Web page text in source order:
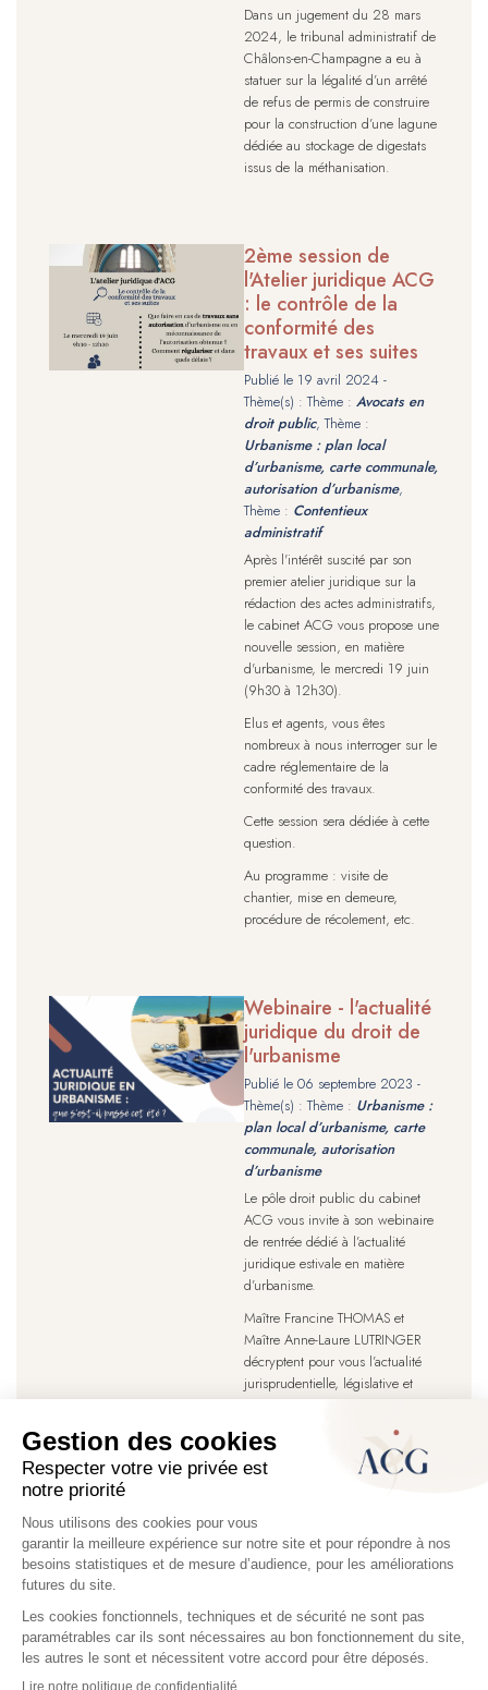
Dans un jugement du 28 mars
2024, le tribunal administratif de
Châlons-en-Champagne a eu à
statuer sur la légalité d’un arrêté
de refus de permis de construire
pour la construction d’une lagune
dédiée au stockage de digestats
issus de la méthanisation.
2ème session de
l'Atelier juridique ACG
: le contrôle de la
conformité des
travaux et ses suites
Publié le 19 avril 2024 -
Thème(s) : Thème : Avocats en
droit public, Thème :
Urbanisme : plan local
d’urbanisme, carte communale,
autorisation d’urbanisme,
Thème : Contentieux
administratif
Après l'intérêt suscité par son
premier atelier juridique sur la
rédaction des actes administratifs,
le cabinet ACG vous propose une
nouvelle session, en matière
d'urbanisme, le mercredi 19 juin
(9h30 à 12h30).
Elus et agents, vous êtes
nombreux à nous interroger sur le
cadre réglementaire de la
conformité des travaux.
Cette session sera dédiée à cette
question.
Au programme : visite de
chantier, mise en demeure,
procédure de récolement, etc.
Webinaire - l'actualité
juridique du droit de
l'urbanisme
Publié le 06 septembre 2023 -
Thème(s) : Thème : Urbanisme :
plan local d’urbanisme, carte
communale, autorisation
d’urbanisme
Le pôle droit public du cabinet
ACG vous invite à son webinaire
de rentrée dédié à l’actualité
juridique estivale en matière
d’urbanisme.
Maître Francine THOMAS et
Maître Anne-Laure LUTRINGER
décryptent pour vous l’actualité
jurisprudentielle, législative et
réglementaire de ces derniers
mois.
Rendez-vous le 11 septembre